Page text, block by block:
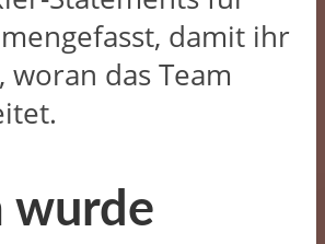
damit ihr
woran das Team
wurde